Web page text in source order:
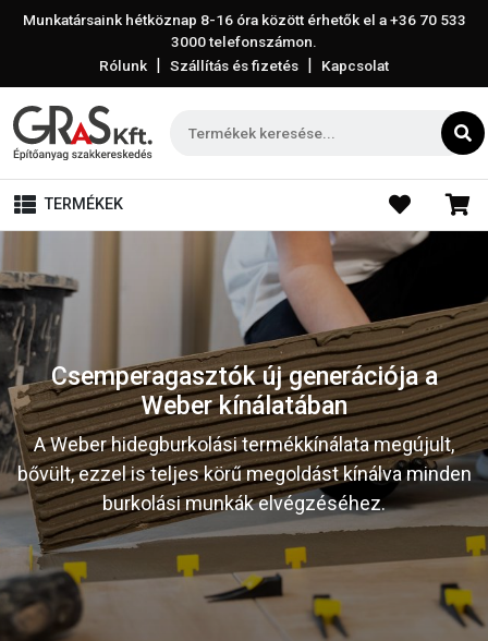
Munkatársaink hétköznap 8-16 óra között érhetők el a+36 70 533
3000telefonszámon.
Rólunk | Szállítás és fizetés | Kapcsolat
TERMÉKEK
Csemperagasztók új generációja a
Weber kínálatában
A Weber hidegburkolási termékkínálata megújult,
bővült, ezzel is teljes körű megoldást kínálva minden
burkolási munkák elvégzéséhez.